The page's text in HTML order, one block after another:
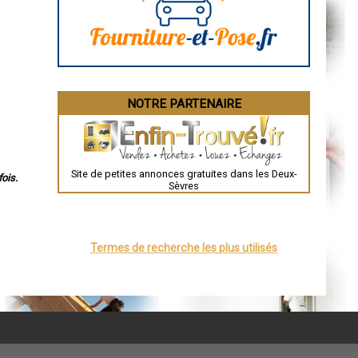
Brive-la-Gaillarde
Guéret
Besançon
Évreux
Chartres
Nîmes
Auch
Grenoble
Saint-Étienne
Le Puy-en-Velay
Cahors
NOTRE PARTENAIRE
Site de petites annonces gratuites dans les Deux-
Sèvres
Termes de recherche les plus utilisés